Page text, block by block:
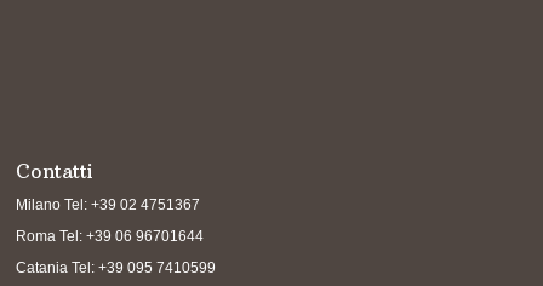
Contatti
Milano Tel: +39 02 4751367
Roma Tel: +39 06 96701644
Catania Tel: +39 095 7410599